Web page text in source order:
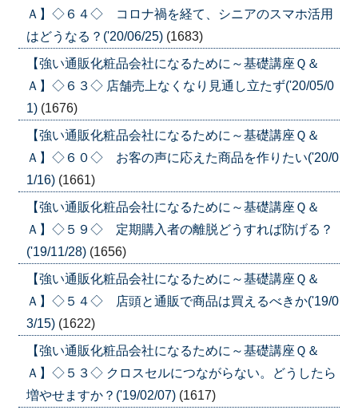
Ａ】◇６４◇ コロナ禍を経て、シニアのスマホ活用
はどうなる？('20/06/25) (1683)
【強い通販化粧品会社になるために～基礎講座Ｑ＆
Ａ】◇６３◇ 店舗売上なくなり見通し立たず('20/05/0
1) (1676)
【強い通販化粧品会社になるために～基礎講座Ｑ＆
Ａ】◇６０◇ お客の声に応えた商品を作りたい('20/0
1/16) (1661)
【強い通販化粧品会社になるために～基礎講座Ｑ＆
Ａ】◇５９◇ 定期購入者の離脱どうすれば防げる？
('19/11/28) (1656)
【強い通販化粧品会社になるために～基礎講座Ｑ＆
Ａ】◇５４◇ 店頭と通販で商品は買えるべきか('19/0
3/15) (1622)
【強い通販化粧品会社になるために～基礎講座Ｑ＆
Ａ】◇５３◇ クロスセルにつながらない。どうしたら
増やせますか？('19/02/07) (1617)